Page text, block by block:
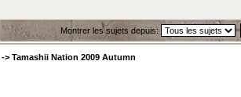
Montrer les sujets depuis:
-> Tamashii Nation 2009 Autumn